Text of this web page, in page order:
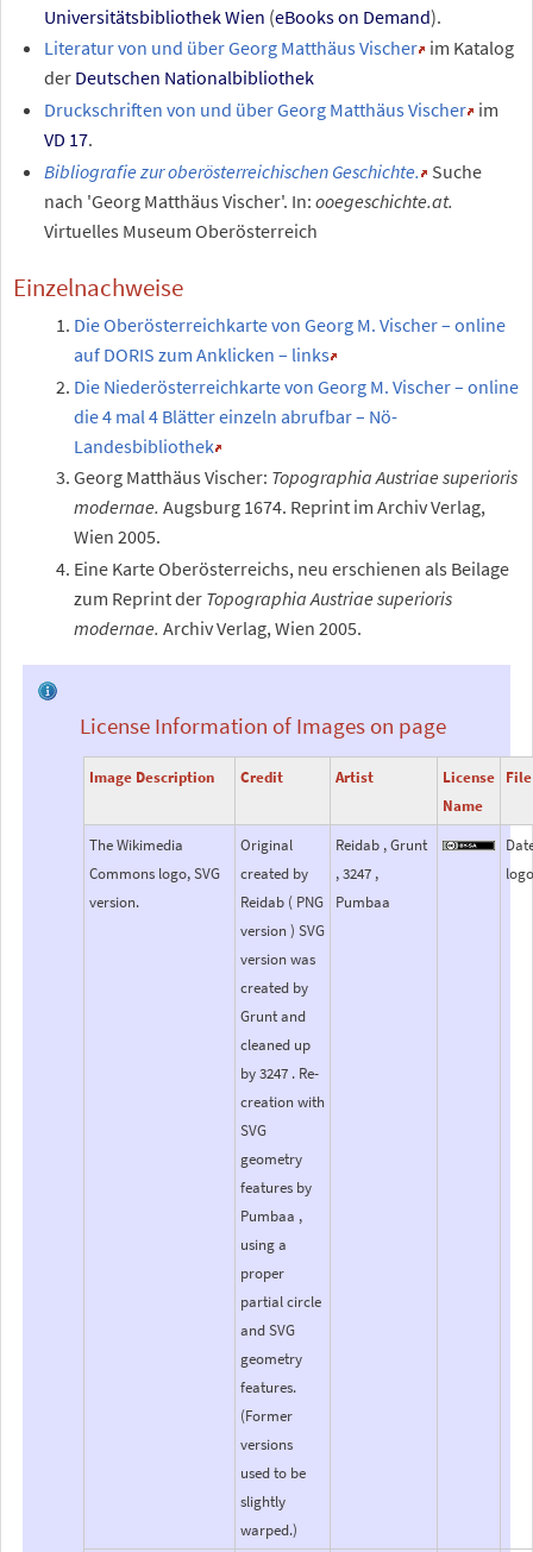
Universitätsbibliothek Wien (eBooks on Demand).
Literatur von und über Georg Matthäus Vischer im Katalog
der Deutschen Nationalbibliothek
Druckschriften von und über Georg Matthäus Vischer im
VD 17.
Bibliografie zur oberösterreichischen Geschichte.
Suche
nach 'Georg Matthäus Vischer'. In: ooegeschichte.at.
Virtuelles Museum Oberösterreich
Einzelnachweise
Die Oberösterreichkarte von Georg M. Vischer – online
auf DORIS zum Anklicken – links
Die Niederösterreichkarte von Georg M. Vischer – online
die 4 mal 4 Blätter einzeln abrufbar – Nö-
Landesbibliothek
Georg Matthäus Vischer: Topographia Austriae superioris
modernae. Augsburg 1674. Reprint im Archiv Verlag,
Wien 2005.
Eine Karte Oberösterreichs, neu erschienen als Beilage
zum Reprint der Topographia Austriae superioris
modernae. Archiv Verlag, Wien 2005.
License Information of Images on page
Image Description Credit Artist
License
Name
File
The Wikimedia
Commons logo, SVG
version.
Original
created by
Reidab ( PNG
version ) SVG
version was
created by
Grunt and
cleaned up
by 3247 . Re-
creation with
SVG
geometry
features by
Pumbaa ,
using a
proper
partial circle
and SVG
geometry
features.
(Former
versions
used to be
slightly
warped.)
Reidab , Grunt
, 3247 ,
Pumbaa